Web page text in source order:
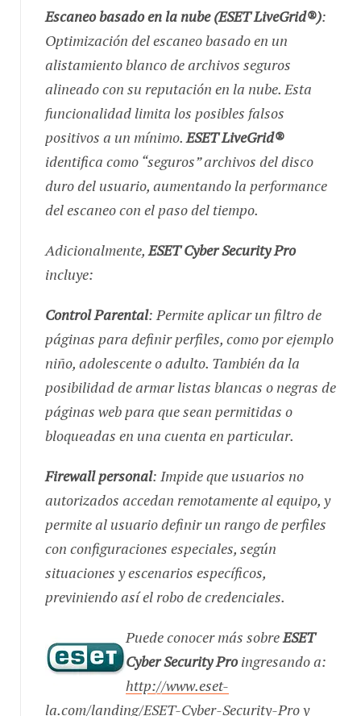
Escaneo basado en la nube (ESET LiveGrid®):
Optimización del escaneo basado en un
alistamiento blanco de archivos seguros
alineado con su reputación en la nube. Esta
funcionalidad limita los posibles falsos
positivos a un mínimo. ESET LiveGrid®
identifica como “seguros” archivos del disco
duro del usuario, aumentando la performance
del escaneo con el paso del tiempo.
Adicionalmente, ESET Cyber Security Pro
incluye:
Control Parental: Permite aplicar un filtro de
páginas para definir perfiles, como por ejemplo
niño, adolescente o adulto. También da la
posibilidad de armar listas blancas o negras de
páginas web para que sean permitidas o
bloqueadas en una cuenta en particular.
Firewall personal: Impide que usuarios no
autorizados accedan remotamente al equipo, y
permite al usuario definir un rango de perfiles
con configuraciones especiales, según
situaciones y escenarios específicos,
previniendo así el robo de credenciales.
Puede conocer más sobre ESET
Cyber Security Proingresando a:
http://www.eset-
la.com/landing/ESET-Cyber-Security-Proy